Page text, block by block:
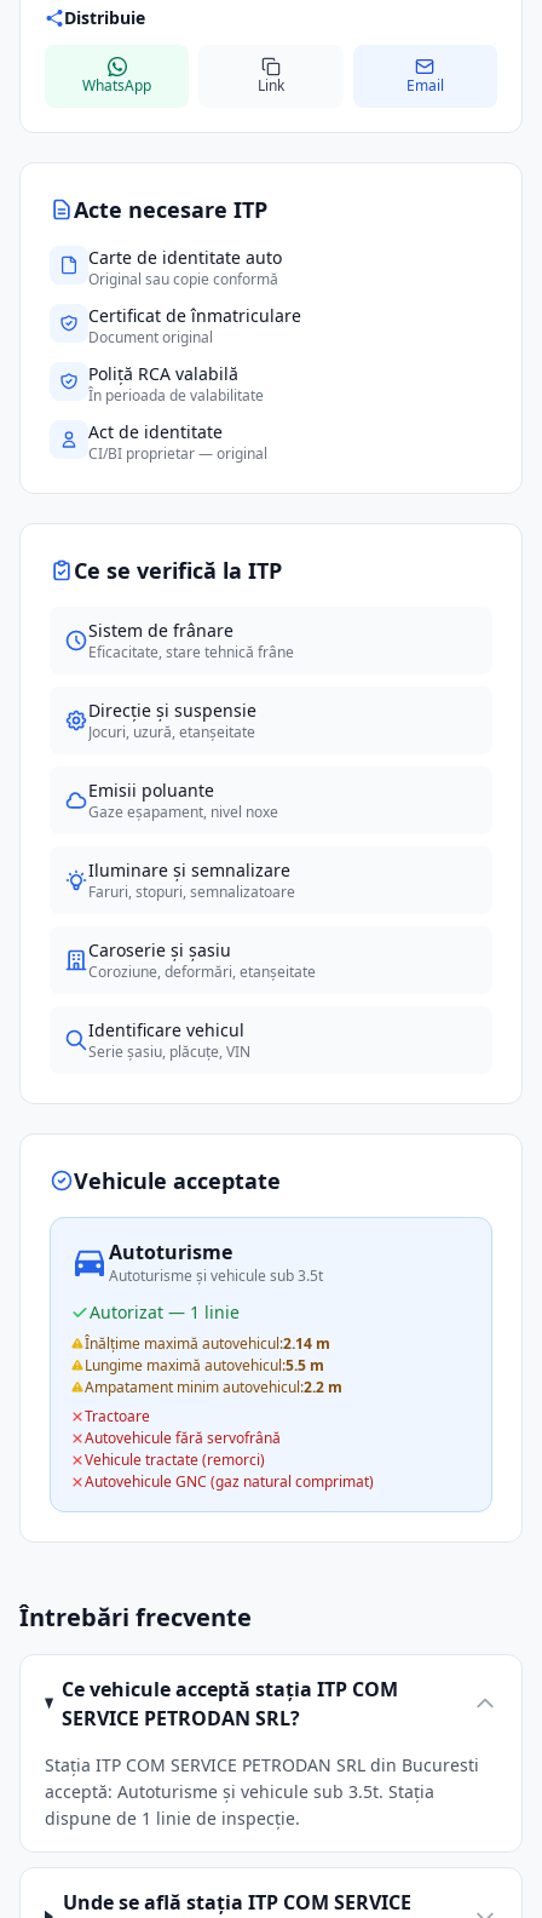
Acte necesare ITP
Carte de identitate auto
Original sau copie conformă
Certificat de înmatriculare
Document original
Poliță RCA valabilă
În perioada de valabilitate
Act de identitate
CI/BI proprietar — original
Ce se verifică la ITP
Sistem de frânare
Eficacitate, stare tehnică frâne
Direcție și suspensie
Jocuri, uzură, etanșeitate
Emisii poluante
Gaze eșapament, nivel noxe
Iluminare și semnalizare
Faruri, stopuri, semnalizatoare
Caroserie și șasiu
Coroziune, deformări, etanșeitate
Identificare vehicul
Serie șasiu, plăcuțe, VIN
Vehicule acceptate
Autoturisme
Autoturisme și vehicule sub 3.5t
Autorizat — 1 linie
Înălțime maximă autovehicul:2.14 m
Lungime maximă autovehicul:5.5 m
Ampatament minim autovehicul:2.2 m
Tractoare
Autovehicule fără servofrână
Vehicule tractate (remorci)
Autovehicule GNC (gaz natural comprimat)
Distribuie
WhatsApp Link Email
Întrebări frecvente
Ce vehicule acceptă stația ITP COM
SERVICE PETRODAN SRL?
Stația ITP COM SERVICE PETRODAN SRL din Bucuresti
acceptă: Autoturisme și vehicule sub 3.5t. Stația
dispune de 1 linie de inspecție.
Unde se află stația ITP COM SERVICE